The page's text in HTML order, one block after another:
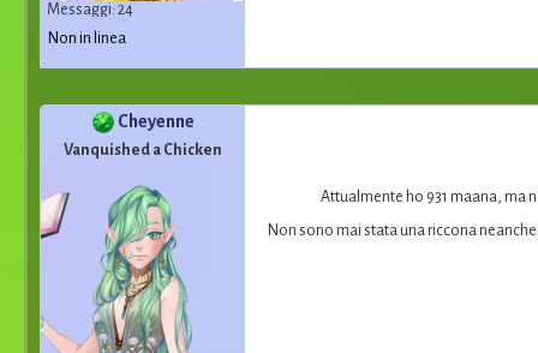
Messaggi: 24
Non in linea
Cheyenne
Vanquished a Chicken
Attualmente ho 931 maana, ma
Non sono mai stata una riccona